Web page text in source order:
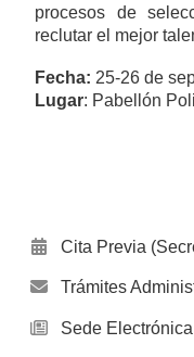
procesos de
reclutar el mejor
Fecha: 25-26 de
Lugar: Pabellón
Cita Previa
Trámites
Sede